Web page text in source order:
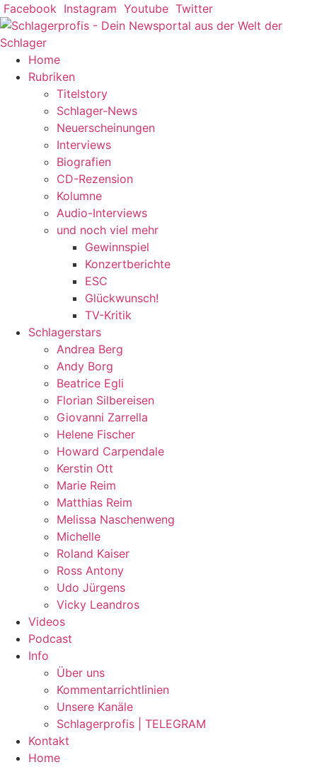
Zum
Inhalt
springen
Facebook Instagram Youtube Twitter
Home
Rubriken
Titelstory
Schlager-News
Neuerscheinungen
Interviews
Biografien
CD-Rezension
Kolumne
Audio-Interviews
und noch viel mehr
Gewinnspiel
Konzertberichte
ESC
Glückwunsch!
TV-Kritik
Schlagerstars
Andrea Berg
Andy Borg
Beatrice Egli
Florian Silbereisen
Giovanni Zarrella
Helene Fischer
Howard Carpendale
Kerstin Ott
Marie Reim
Matthias Reim
Melissa Naschenweng
Michelle
Roland Kaiser
Ross Antony
Udo Jürgens
Vicky Leandros
Videos
Podcast
Info
Über uns
Kommentarrichtlinien
Unsere Kanäle
Schlagerprofis | TELEGRAM
Kontakt
Home